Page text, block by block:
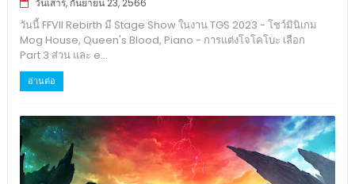
วันเสาร์, กันยายน 23, 2566
วันนี้ FFVII Rebirth มี Stage Show ในงาน TGS 2023 - โชว์มินิเกม
Mog House, Queen's Blood, Piano - การแต่งโจโคโบะ เลือก
Part 3 ส่วน และ e...
อ่านต่อ